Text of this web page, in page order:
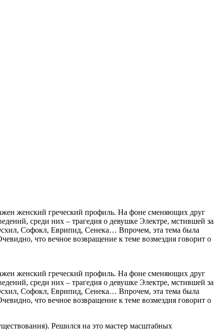
женский греческий профиль. На фоне сменяющих друг
среди них – трагедия о девушке Электре, мстившей за
Софокл, Еврипид, Сенека… Впрочем, эта тема была
что вечное возвращение к теме возмездия говорит о
женский греческий профиль. На фоне сменяющих друг
среди них – трагедия о девушке Электре, мстившей за
Софокл, Еврипид, Сенека… Впрочем, эта тема была
что вечное возвращение к теме возмездия говорит о
Решился на это мастер масштабных